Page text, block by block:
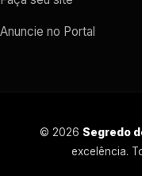
Anuncie no Portal
© 2026 Segredo
excelência.